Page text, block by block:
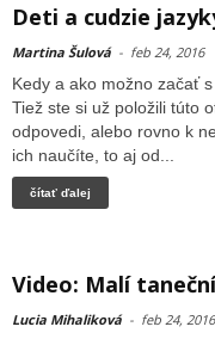
Deti a cudzie
Martina Šulová - feb 24, 2016
Kedy a ako možno začať
Tiež ste si už položili túto
odpovedi, alebo rovno k
ich naučíte, to aj od...
čítať ďalej
Video: Malí
Lucia Mihaliková - feb 24, 2016